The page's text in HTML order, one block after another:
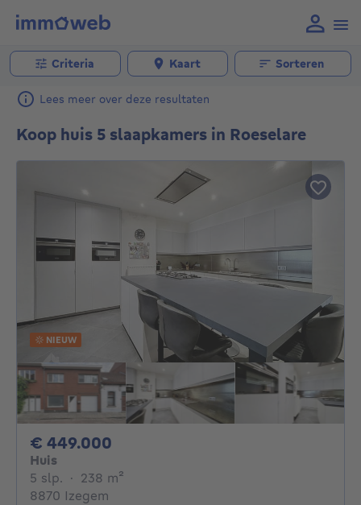
Criteria Kaart Sorteren
Lees meer over deze resultaten
Koop huis 5 slaapkamers in Roeselare
NIEUW
€ 449.000
Huis
5 slp. 5 slaapkamers
· 238 m²
8870 Izegem